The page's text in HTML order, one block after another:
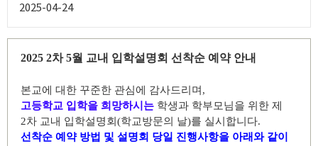
2025-04-24
2025 2차5월 교내 입학설명회 선착순 예약 안내
본교에 대한 꾸준한 관심에 감사드리며 ,
고등학교 입학을 희망하시는 학생과 학부모님을 위한 제
2차 교내 입학설명회 (학교방문의 날)를 실시합니다.
선착순 예약 방법 및 설명회 당일 진행사항을 아래와 같이